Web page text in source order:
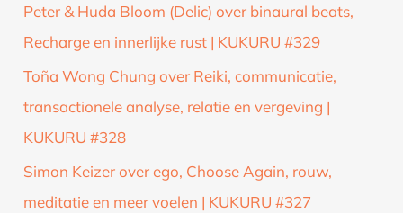
Peter & Huda Bloom (Delic) over binaural beats,
Recharge en innerlijke rust | KUKURU #329
Toña Wong Chung over Reiki, communicatie,
transactionele analyse, relatie en vergeving |
KUKURU #328
Simon Keizer over ego, Choose Again, rouw,
meditatie en meer voelen | KUKURU #327